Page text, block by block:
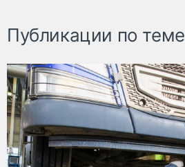
Публикации по теме